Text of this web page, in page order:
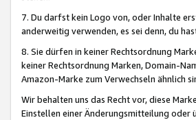
7. Du darfst kein Logo von, oder Inhalte
anderweitig verwenden, es sei denn, du
8. Sie dürfen in keiner Rechtsordnung
keiner Rechtsordnung Marken, Domain-
Amazon-Marke zum Verwechseln ähnlich
Wir behalten uns das Recht vor, diese
Einstellen einer Änderungsmitteilung